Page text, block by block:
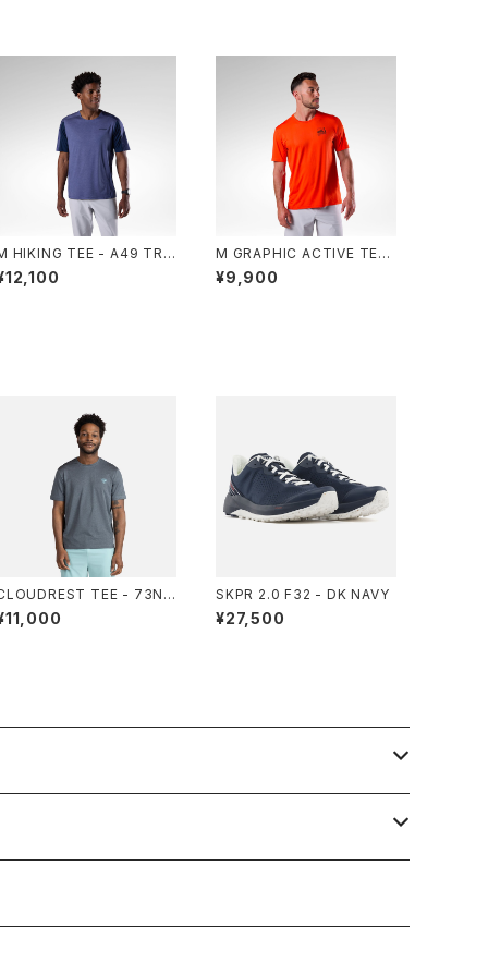
HIKING TEE - A49 TRU
NIGHT BLUE HTR
M GRAPHIC ACTIVE TEE
- 41P GOLDEN GATE
¥9,900
TEE - 73N A
SKPR 2.0 F32 - DK NAVY
¥27,500